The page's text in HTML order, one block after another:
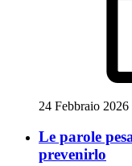
24 Febbraio 2026
Le parole
prevenirlo